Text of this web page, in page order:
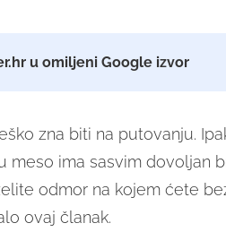
u omiljeni Google izvor
zna biti na putovanju.
meso ima sasvim dovoljan
odmor na kojem ćete
ovaj članak.